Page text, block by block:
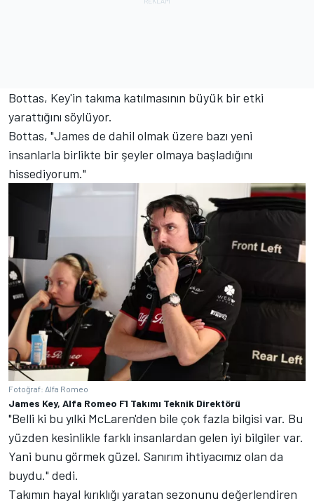
Bottas, Key'in takıma katılmasının büyük bir etki
yarattığını söylüyor.
Bottas, "James de dahil olmak üzere bazı yeni
insanlarla birlikte bir şeyler olmaya başladığını
hissediyorum."
Fotoğraf: Alfa Romeo
James Key, Alfa Romeo F1 Takımı Teknik Direktörü
"Belli ki bu yılki McLaren'den bile çok fazla bilgisi var. Bu
yüzden kesinlikle farklı insanlardan gelen iyi bilgiler var.
Yani bunu görmek güzel. Sanırım ihtiyacımız olan da
buydu." dedi.
Takımın hayal kırıklığı yaratan sezonunu değerlendiren